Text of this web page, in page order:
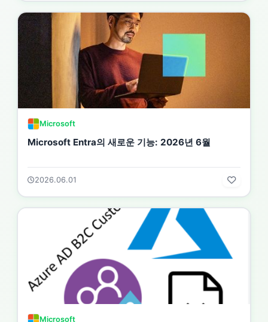
Microsoft
Microsoft Entra의 새로운 기능: 2026년 6월
2026.06.01
Microsoft